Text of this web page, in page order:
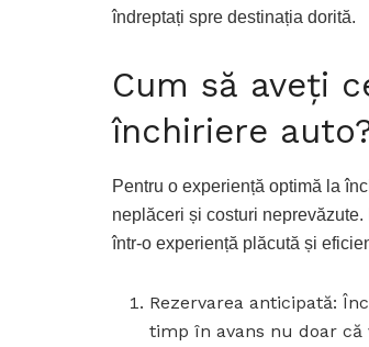
îndreptați spre destinația dorită.
Cum să aveți
închiriere
Pentru o experiență optimă la
neplăceri și costuri
într-o experiență plăcută și
Rezervarea anticipată:
timp în avans nu doar